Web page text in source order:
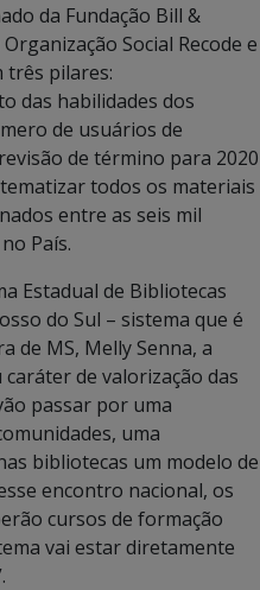
da Fundação Bill &
Social Recode e
três pilares:
das habilidades dos
de usuários de
de término para 2020
todos os materiais
entre as seis mil
País.
Estadual de Bibliotecas
do Sul – sistema que é
de MS, Melly Senna, a
de valorização das
passar por uma
uma
bibliotecas um modelo de
encontro nacional, os
cursos de formação
vai estar diretamente